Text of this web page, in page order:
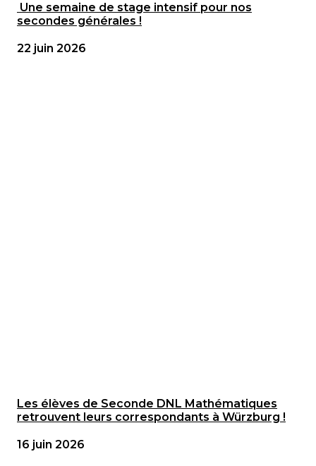
Une semaine de stage intensif pour nos
secondes générales !
22 juin 2026
Les élèves de Seconde DNL Mathématiques
retrouvent leurs correspondants à Würzburg !
16 juin 2026